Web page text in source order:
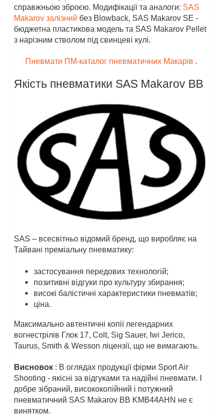
справжньою зброєю. Модифікації та аналоги: SAS
Makarov залізний без Blowback, SAS Makarov SE -
бюджетна пластикова модель та SAS Makarov Pellet
з нарізним стволом під свинцеві кулі.
Пневмати ПМ-каталог пневматичних Макарів .
Якість пневматики SAS Makarov BB
SAS – всесвітньо відомий бренд, що виробляє на
Тайвані преміальну пневматику:
застосування передових технологій;
позитивні відгуки про культуру збирання;
високі балістичні характеристики пневматів;
ціна.
Максимально автентичні копії легендарних
вогнестрілів Глок 17, Colt, Sig Sauer, Iwi Jerico,
Taurus, Smith & Wesson ліцензії, що не вимагають.
Висновок : В оглядах продукції фірми Sport Air
Shooting - якісні за відгуками та надійні пневмати. І
добре зібраний, висококопійний і потужний
пневматичний SAS Makarov BB KMB44AHN не є
винятком.